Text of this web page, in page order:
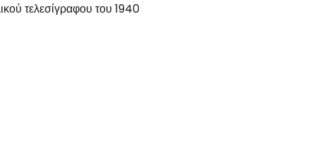
τελεσίγραφου του 1940